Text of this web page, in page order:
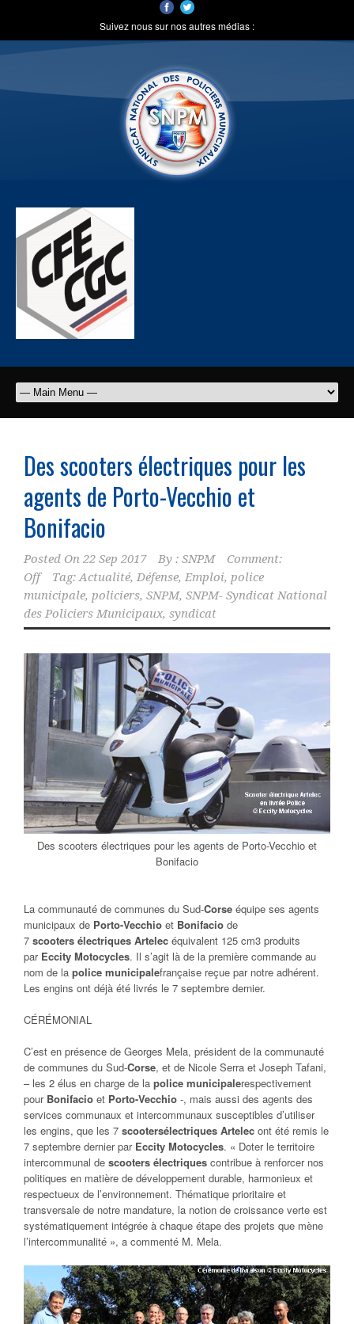
Suivez nous sur nos autres médias :
Des scooters électriques pour les
agents de Porto-Vecchio et
Bonifacio
Posted On 22 Sep 2017 By : SNPM
Comment:
Off
Tag:Actualité, Défense, Emploi, police
municipale, policiers, SNPM, SNPM- Syndicat National
des Policiers Municipaux, syndicat
Des scooters électriques pour les agents de Porto-Vecchio et
Bonifacio
La communauté de communes du Sud-Corse équipe ses agents
municipaux de Porto-Vecchio et Bonifacio de
7 scooters électriques Artelec équivalent 125 cm3 produits
par Eccity Motocycles. Il s’agit là de la première commande au
nom de la police municipalefrançaise reçue par notre adhérent.
Les engins ont déjà été livrés le 7 septembre dernier.
CÉRÉMONIAL
C’est en présence de Georges Mela, président de la communauté
de communes du Sud-Corse, et de Nicole Serra et Joseph Tafani,
– les 2 élus en charge de la police municipalerespectivement
pour Bonifacio et Porto-Vecchio -, mais aussi des agents des
services communaux et intercommunaux susceptibles d’utiliser
les engins, que les 7 scootersélectriques Artelec ont été remis le
7 septembre dernier par Eccity Motocycles. « Doter le territoire
intercommunal de scooters électriques contribue à renforcer nos
politiques en matière de développement durable, harmonieux et
respectueux de l’environnement. Thématique prioritaire et
transversale de notre mandature, la notion de croissance verte est
systématiquement intégrée à chaque étape des projets que mène
l’intercommunalité », a commenté M. Mela.